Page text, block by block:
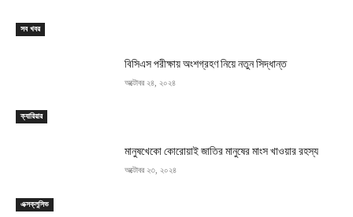
সব খবর
ক্যারিয়ার
বিসিএস পরীক্ষায় অংশগ্রহণ নিয়ে নতুন সিদ্ধান্ত
অক্টোবর ২৪, ২০২৪
এক্সক্লুসিভ
মানুষখেকো কোরোয়াই জাতির মানুষের মাংস খাওয়ার রহস্য
অক্টোবর ২৩, ২০২৪